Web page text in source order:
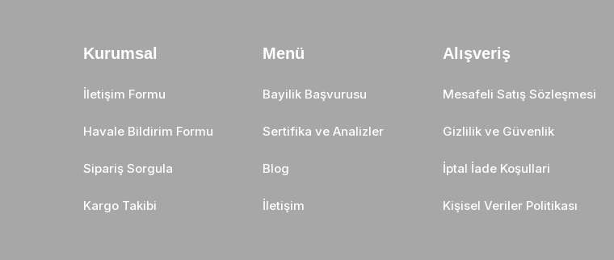
Kurumsal
İletişim Formu
Havale Bildirim Formu
Sipariş Sorgula
Kargo Takibi
Menü
Bayilik Başvurusu
Sertifika ve Analizler
Blog
İletişim
Alışveriş
Mesafeli Satış Sözleşmesi
Gizlilik ve Güvenlik
İptal İade Koşullari
Kişisel Veriler Politikası